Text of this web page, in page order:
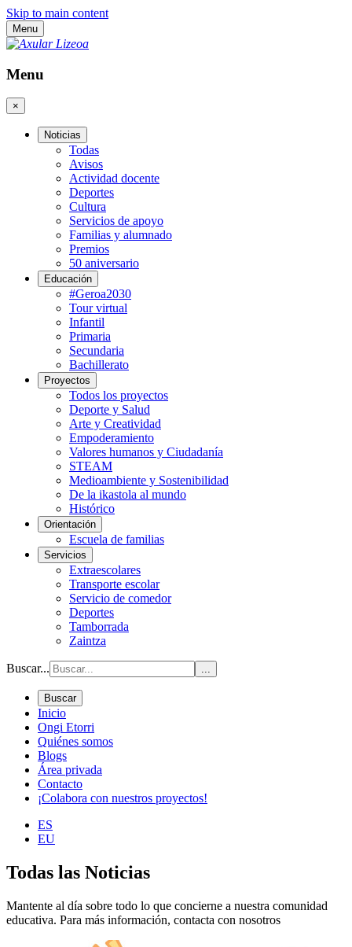
Skip to main content
Menu
Menu
×
Noticias
Todas
Avisos
Actividad docente
Deportes
Cultura
Servicios de apoyo
Familias y alumnado
Premios
50 aniversario
Educación
#Geroa2030
Tour virtual
Infantil
Primaria
Secundaria
Bachillerato
Proyectos
Todos los proyectos
Deporte y Salud
Arte y Creatividad
Empoderamiento
Valores humanos y Ciudadanía
STEAM
Medioambiente y Sostenibilidad
De la ikastola al mundo
Histórico
Orientación
Escuela de familias
Servicios
Extraescolares
Transporte escolar
Servicio de comedor
Deportes
Tamborrada
Zaintza
Buscar... ...
Buscar
Inicio
Ongi Etorri
Quiénes somos
Blogs
Área privada
Contacto
¡Colabora con nuestros proyectos!
ES
EU
Todas las Noticias
Mantente al día sobre todo lo que concierne a nuestra comunidad
educativa. Para más información, contacta con nosotros